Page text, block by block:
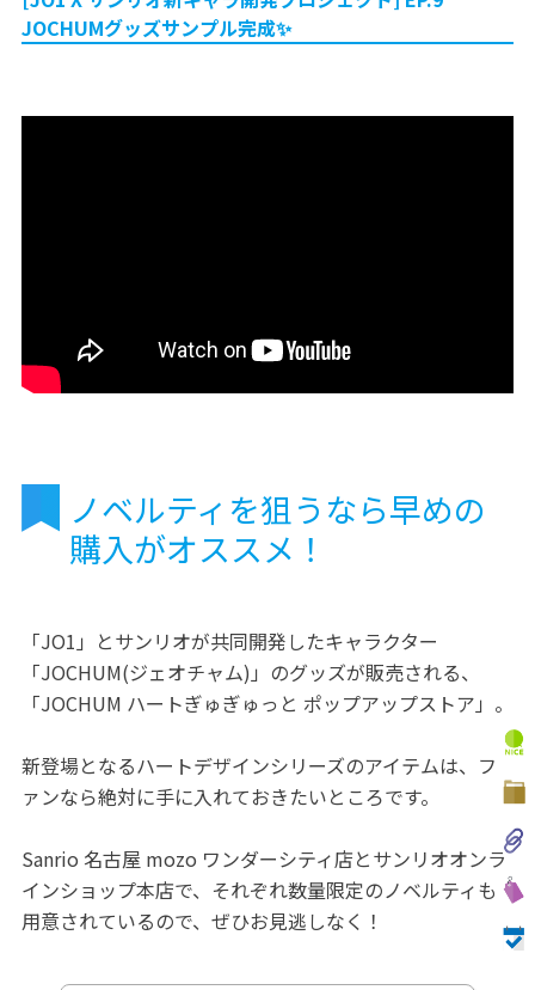
JOCHUMグッズサンプル完成✨
ノベルティを狙うなら早めの
購入がオススメ！
「JO1」とサンリオが共同開発したキャラクター
「JOCHUM(ジェオチャム)」のグッズが販売される、
「JOCHUM ハートぎゅぎゅっと ポップアップストア」。
新登場となるハートデザインシリーズのアイテムは、フ
ァンなら絶対に手に入れておきたいところです。
Sanrio 名古屋 mozo ワンダーシティ店とサンリオオンラ
インショップ本店で、それぞれ数量限定のノベルティも
用意されているので、ぜひお見逃しなく！